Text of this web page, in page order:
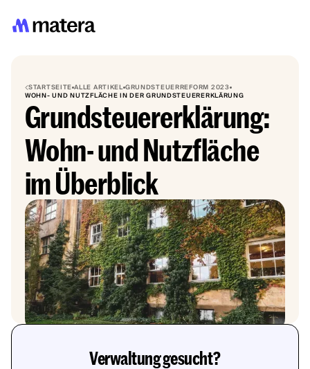
STARTSEITEALLE ARTIKELGRUNDSTEUERREFORM 2023
WOHN- UND NUTZFLÄCHE IN DER GRUNDSTEUERERKLÄRUNG
Grundsteuererklärung:
Wohn- und Nutzfläche
im Überblick
Verwaltung gesucht?